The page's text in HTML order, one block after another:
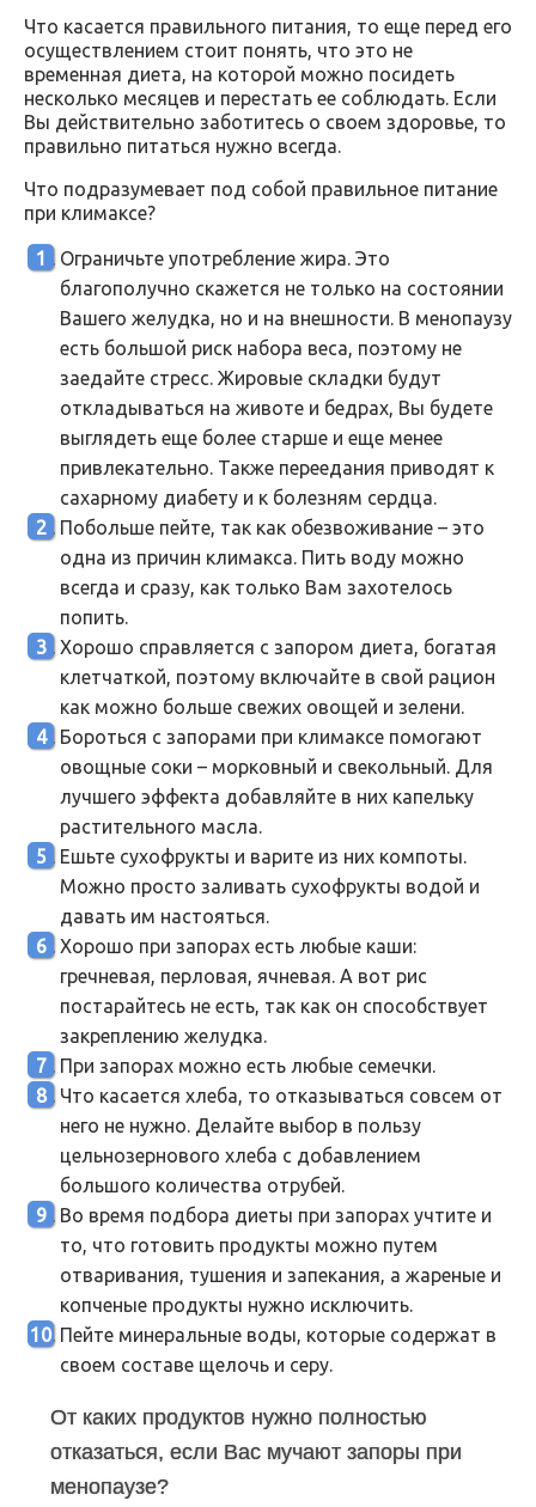
Что касается правильного питания, то еще перед его
осуществлением стоит понять, что это не
временная диета, на которой можно посидеть
несколько месяцев и перестать ее соблюдать. Если
Вы действительно заботитесь о своем здоровье, то
правильно питаться нужно всегда.
Что подразумевает под собой правильное питание
при климаксе?
Ограничьте употребление жира. Это
благополучно скажется не только на состоянии
Вашего желудка, но и на внешности. В менопаузу
есть большой риск набора веса, поэтому не
заедайте стресс. Жировые складки будут
откладываться на животе и бедрах, Вы будете
выглядеть еще более старше и еще менее
привлекательно. Также переедания приводят к
сахарному диабету и к болезням сердца.
Побольше пейте, так как обезвоживание – это
одна из причин климакса. Пить воду можно
всегда и сразу, как только Вам захотелось
попить.
Хорошо справляется с запором диета, богатая
клетчаткой, поэтому включайте в свой рацион
как можно больше свежих овощей и зелени.
Бороться с запорами при климаксе помогают
овощные соки – морковный и свекольный. Для
лучшего эффекта добавляйте в них капельку
растительного масла.
Ешьте сухофрукты и варите из них компоты.
Можно просто заливать сухофрукты водой и
давать им настояться.
Хорошо при запорах есть любые каши:
гречневая, перловая, ячневая. А вот рис
постарайтесь не есть, так как он способствует
закреплению желудка.
При запорах можно есть любые семечки.
Что касается хлеба, то отказываться совсем от
него не нужно. Делайте выбор в пользу
цельнозернового хлеба с добавлением
большого количества отрубей.
Во время подбора диеты при запорах учтите и
то, что готовить продукты можно путем
отваривания, тушения и запекания, а жареные и
копченые продукты нужно исключить.
Пейте минеральные воды, которые содержат в
своем составе щелочь и серу.
От каких продуктов нужно полностью
отказаться, если Вас мучают запоры при
менопаузе?